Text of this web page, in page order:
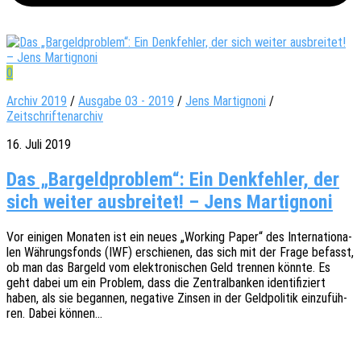
0
Archiv 2019 / Ausgabe 03 - 2019 / Jens Martignoni /
Zeitschriftenarchiv
16. Juli 2019
Das „Bargeldproblem“: Ein Denkfehler, der
sich weiter ausbreitet! – Jens Martignoni
Vor eini­gen Mona­ten ist ein neues „Working Paper“ des Inter­na­tio­na­
len Währungs­fonds (IWF) erschie­nen, das sich mit der Frage befasst,
ob man das Bargeld vom elek­tro­ni­schen Geld tren­nen könnte. Es
geht dabei um ein Problem, dass die Zentral­ban­ken iden­ti­fi­ziert
haben, als sie began­nen, nega­ti­ve Zinsen in der Geld­po­li­tik einzu­füh­
ren. Dabei können…